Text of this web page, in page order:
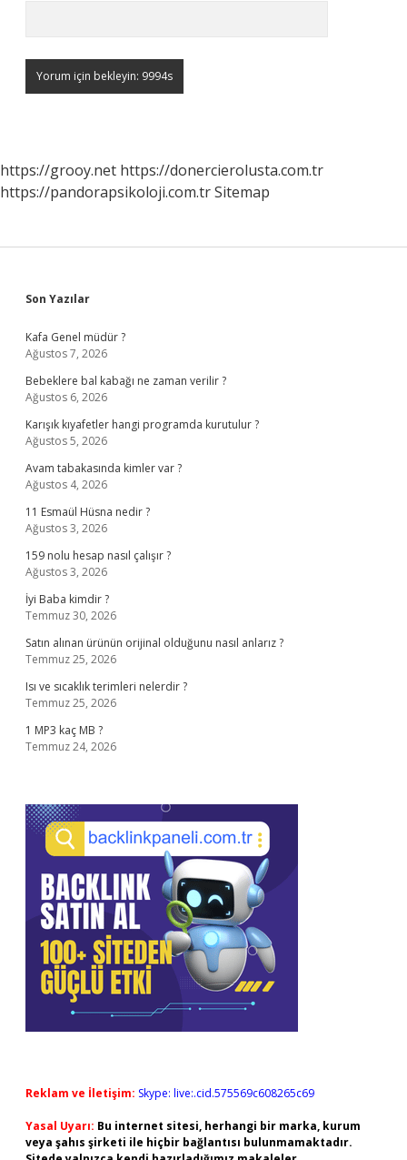
https://grooy.net https://donercierolusta.com.tr
https://pandorapsikoloji.com.trSitemap
Sidebar
Son Yazılar
Kafa Genel müdür ?
Ağustos 7, 2026
Bebeklere bal kabağı ne zaman verilir ?
Ağustos 6, 2026
Karışık kıyafetler hangi programda kurutulur ?
Ağustos 5, 2026
Avam tabakasında kimler var ?
Ağustos 4, 2026
11 Esmaül Hüsna nedir ?
Ağustos 3, 2026
159 nolu hesap nasıl çalışır ?
Ağustos 3, 2026
İyi Baba kimdir ?
Temmuz 30, 2026
Satın alınan ürünün orijinal olduğunu nasıl anlarız ?
Temmuz 25, 2026
Isı ve sıcaklık terimleri nelerdir ?
Temmuz 25, 2026
1 MP3 kaç MB ?
Temmuz 24, 2026
Reklam ve İletişim: Skype: live:.cid.575569c608265c69
Yasal Uyarı: Bu internet sitesi, herhangi bir marka, kurum
veya şahıs şirketi ile hiçbir bağlantısı bulunmamaktadır.